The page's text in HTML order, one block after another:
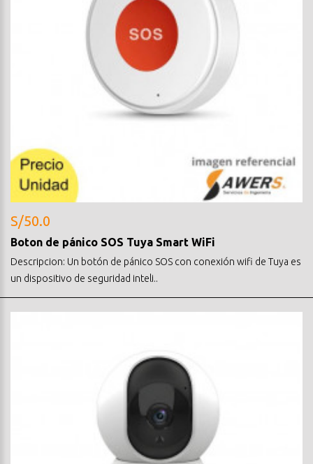
S/50.0
Boton de pánico SOS Tuya Smart WiFi
Descripcion: Un botón de pánico SOS con conexión wifi de Tuya es
un dispositivo de seguridad inteli..